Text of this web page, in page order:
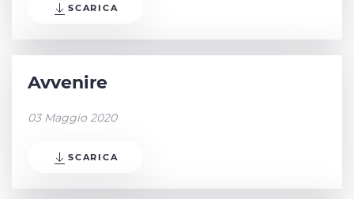
SCARICA
Avvenire
03 Maggio 2020
SCARICA